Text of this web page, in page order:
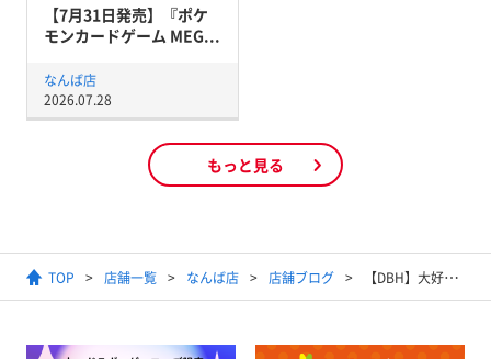
【7月31日発売】『ポケ
モンカードゲーム MEG...
なんば店
2026.07.28
もっと見る
TOP 店舗一覧 なんば店 店舗ブログ 【DBH】大好評！DBHくじ更新致しましたっ！【販売情報】